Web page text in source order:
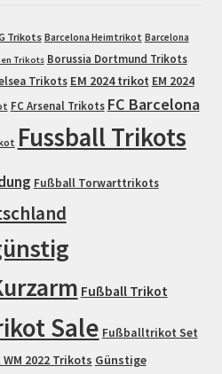
Trikots Barcelona Heimtrikot Barcelona
Trikots Borussia Dortmund Trikots
Trikots EM 2024 trikot EM 2024
FC Arsenal Trikots FC Barcelona
Fussball Trikots
Fußball Torwarttrikots
Fußball Trikot
Sale Fußballtrikot Set
2022 Trikots Günstige